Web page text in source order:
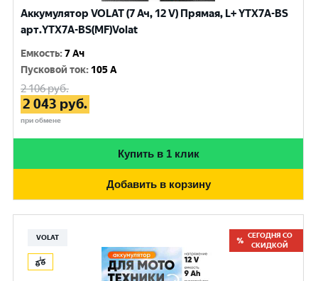
Аккумулятор VOLAT (7 Ач, 12 V) Прямая, L+ YTX7A-BS
арт.YTX7A-BS(MF)Volat
Емкость:7 Ач
Пусковой ток: 105 A
2 106руб.
2 043 руб.
при обмене
Купить в 1 клик
Добавить в корзину
VOLAT
СЕГОДНЯ СО
СКИДКОЙ